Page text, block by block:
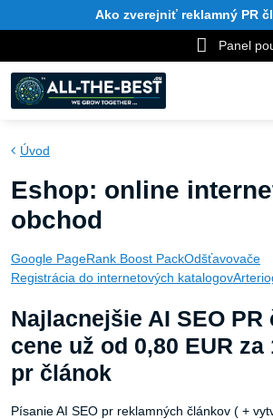
Ako zverejniť reklamný PR
Panel
Úvod
Eshop: online
obchod
Google PageRank Boost PackOdšťavovače
Registrácia do internetových katalogov
Najlacnejšie AI SEO PR
cene už od 0,80 EUR
pr článok
Písanie AI SEO pr reklamných článkov ( +